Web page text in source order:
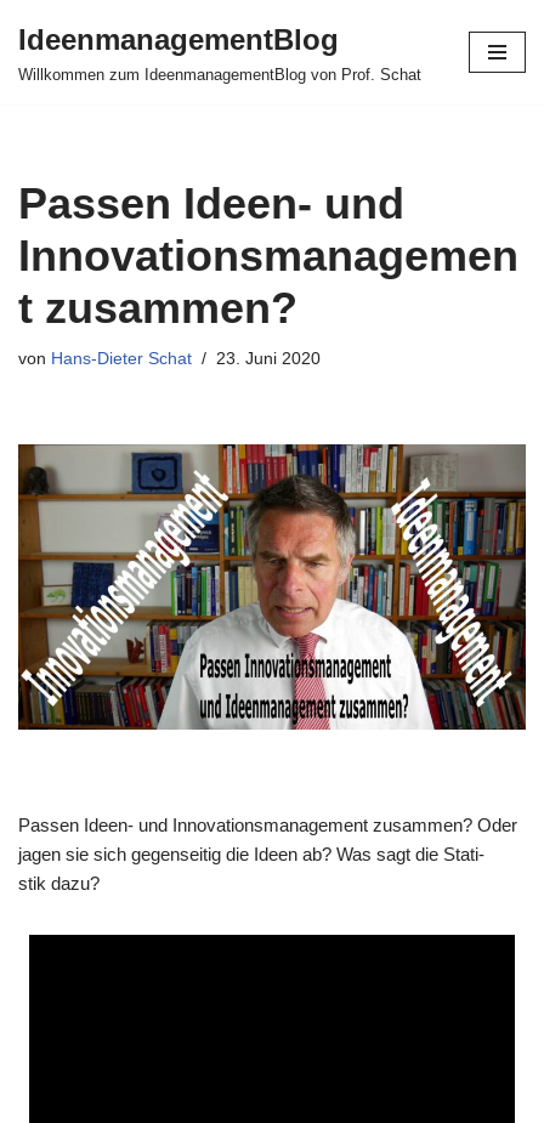
Zum
IdeenmanagementBlog
Willkommen zum IdeenmanagementBlog von Prof. Schat
Passen Ideen- und
Innovationsmanagemen
t zusammen?
von Hans-Dieter Schat 23. Juni 2020
Pas­sen Ideen- und Inno­va­ti­ons­ma­nage­ment zusam­men? Oder
jagen sie sich gegen­sei­tig die Ideen ab? Was sagt die Sta­ti­
stik dazu?